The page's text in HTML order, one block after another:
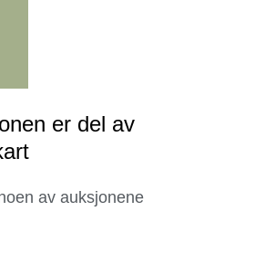
er del av
av auksjonene